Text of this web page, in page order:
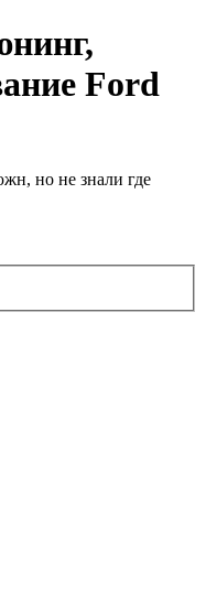
Ford
но не знали где